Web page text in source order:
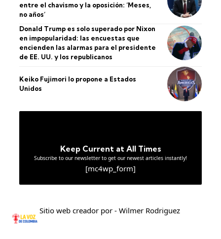
entre el chavismo y la oposición: ‘Meses,
no años’
Donald Trump es solo superado por Nixon
en impopularidad: las encuestas que
encienden las alarmas para el presidente
de EE. UU. y los republicanos
Keiko Fujimori lo propone a Estados
Unidos
Keep Current at All Times
Subscribe to our newsletter to get our newest articles instantly!
[mc4wp_form]
Sitio web creador por - Wilmer Rodriguez